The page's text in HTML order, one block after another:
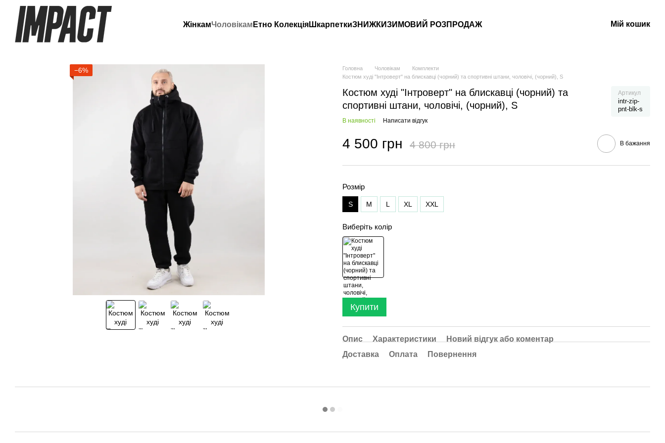
Перейти до основного контенту
ЖінкамЧоловікам Етно КолекціяШкарпеткиЗНИЖКИЗИМОВИЙ РОЗПРОДАЖ Мій кошик
−6% Головна Чоловікам
Комплекти
Костюм худі "Інтроверт" на блискавці (чорний) та спортивні штани, чоловічі, (чорний), S
Костюм худі "Інтроверт" на блискавці (чорний) та
спортивні штани, чоловічі, (чорний), S
Артикул
intr-zip-
pnt-blk-s
В наявності Написати відгук
4 500 грн 4 800 грн В бажання
Розмір
S M L XL XXL
Виберіть колір
Купити
Опис Характеристики
Новий відгук або коментар
Доставка
Оплата Повернення